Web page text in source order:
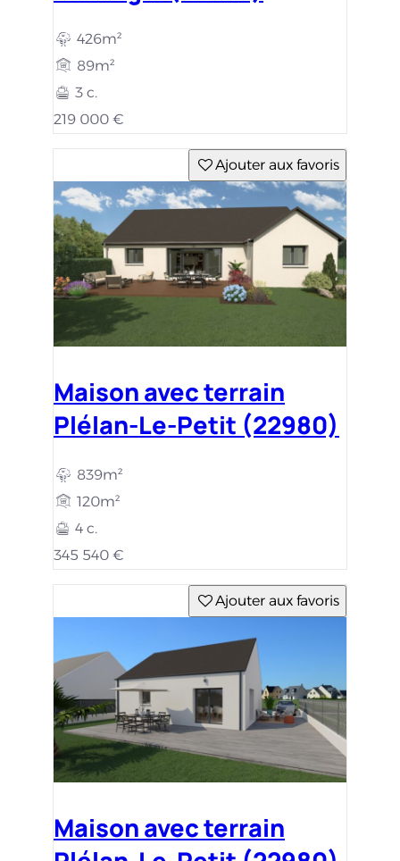
426m²
89m²
3 c.
219 000 €
Ajouter aux favoris
Maison avec terrain
Plélan-Le-Petit (22980)
839m²
120m²
4 c.
345 540 €
Ajouter aux favoris
Maison avec terrain